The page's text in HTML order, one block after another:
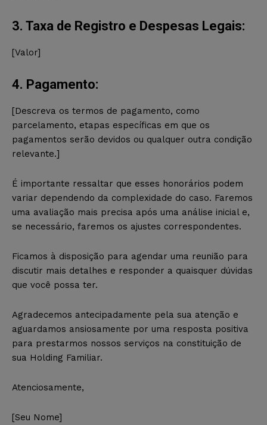
3. Taxa de Registro e Despesas Legais:
[Valor]
4. Pagamento:
[Descreva os termos de pagamento, como
parcelamento, etapas específicas em que os
pagamentos serão devidos ou qualquer outra condição
relevante.]
É importante ressaltar que esses honorários podem
variar dependendo da complexidade do caso. Faremos
uma avaliação mais precisa após uma análise inicial e,
se necessário, faremos os ajustes correspondentes.
Ficamos à disposição para agendar uma reunião para
discutir mais detalhes e responder a quaisquer dúvidas
que você possa ter.
Agradecemos antecipadamente pela sua atenção e
aguardamos ansiosamente por uma resposta positiva
para prestarmos nossos serviços na constituição de
sua Holding Familiar.
Atenciosamente,
[Seu Nome]